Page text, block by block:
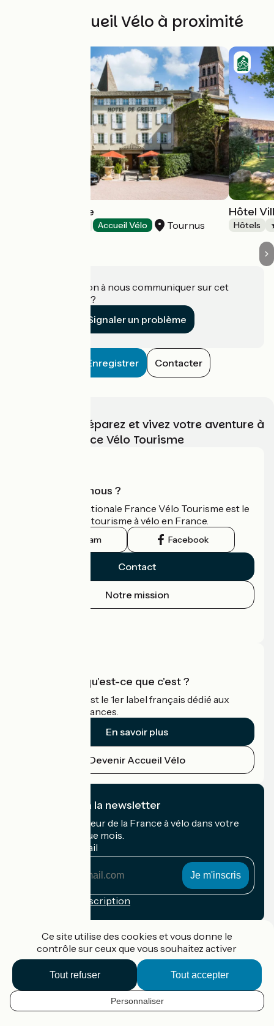
FR
Autres Accueil Vélo à proximité
Hôtel de Greuze
Accueil Vélo Tournus
Hôtel
Hôtels
Une information à nous communiquer sur cet
établissement ?
Signaler un problème
Enregistrer Contacter
Choisissez, préparez et vivez votre aventure à
vélo avec France Vélo Tourisme
Qui sommes-nous ?
L'association nationale France Vélo Tourisme est le
guide officiel du tourisme à vélo en France.
Instagram Facebook
Contact
Notre mission
Accueil Vélo qu'est-ce que c'est ?
Accueil Vélo c'est le 1er label français dédié aux
cyclistes en vacances.
En savoir plus
Devenir Accueil Vélo
Je m'abonne à la newsletter
Recevez le meilleur de la France à vélo dans votre
boîte mail chaque mois.
Mon adresse mail
Conditions d'inscription
Accueil Vélo Pro
Contact
Mentions légales
Ce site utilise des cookies et vous donne le
contrôle sur ceux que vous souhaitez activer
Tout accepter
Tout refuser
Personnaliser